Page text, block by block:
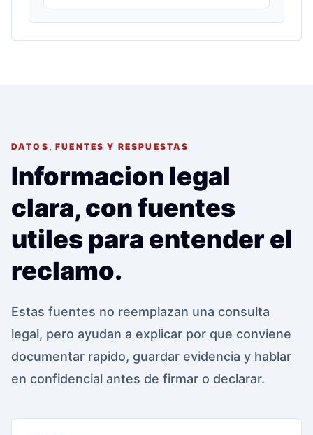
DATOS, FUENTES Y RESPUESTAS
Informacion legal
clara, con fuentes
utiles para entender el
reclamo.
Estas fuentes no reemplazan una consulta
legal, pero ayudan a explicar por que conviene
documentar rapido, guardar evidencia y hablar
en confidencial antes de firmar o declarar.